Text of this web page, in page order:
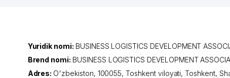
Yuridik nomi: BUSINESS LOGISTICS DEVELOPMENT
Brend nomi: BUSINESS LOGISTICS DEVELOPMENT
Adres: O'zbekiston, 100055,Toshkent viloyati,Toshkent,